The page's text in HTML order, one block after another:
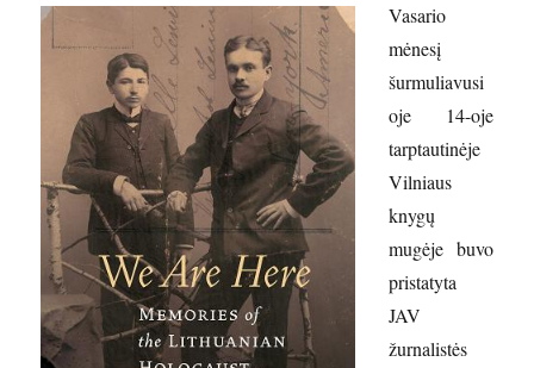
Vasario
mėnesį
šurmuliavusi
oje 14-oje
tarptautinėje
Vilniaus
knygų
mugėje buvo
pristatyta
JAV
žurnalistės